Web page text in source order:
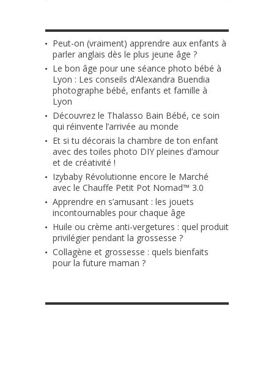
Peut-on (vraiment) apprendre aux enfants à
parler anglais dès le plus jeune âge ?
Le bon âge pour une séance photo bébé à
Lyon : Les conseils d’Alexandra Buendia
photographe bébé, enfants et famille à
Lyon
Découvrez le Thalasso Bain Bébé, ce soin
qui réinvente l’arrivée au monde
Et si tu décorais la chambre de ton enfant
avec des toiles photo DIY pleines d’amour
et de créativité !
Izybaby Révolutionne encore le Marché
avec le Chauffe Petit Pot Nomad™ 3.0
Apprendre en s’amusant : les jouets
incontournables pour chaque âge
Huile ou crème anti-vergetures : quel produit
privilégier pendant la grossesse ?
Collagène et grossesse : quels bienfaits
pour la future maman ?